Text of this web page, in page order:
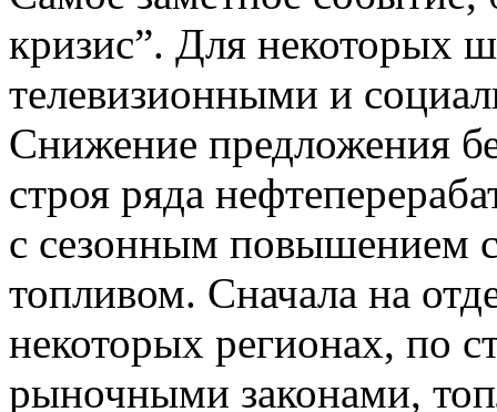
кризис”. Для некоторых
телевизионными и
Снижение предложения
строя ряда
с сезонным повышением
топливом. Сначала на
некоторых регионах, по
рыночными законами,